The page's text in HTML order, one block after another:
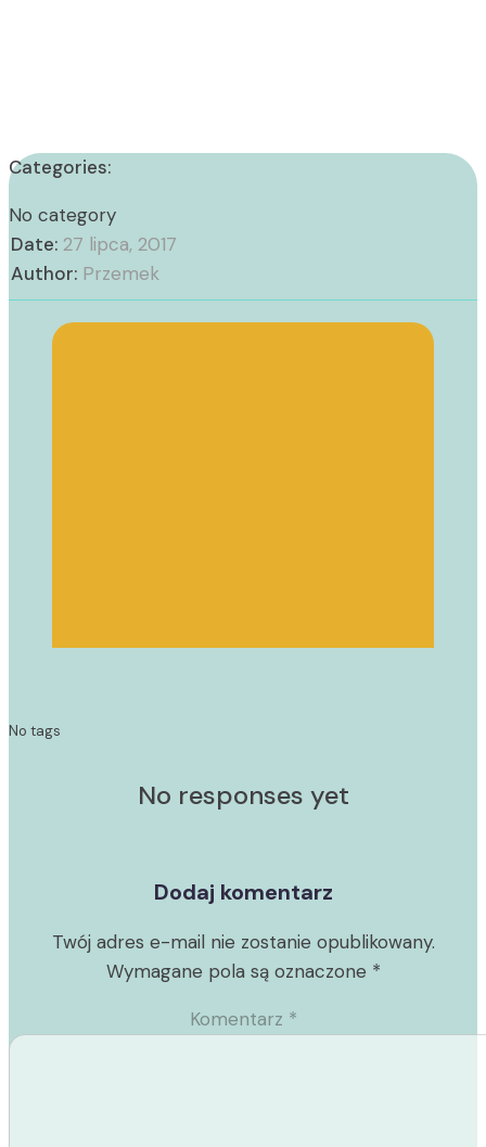
Categories:
No category
Date: 27 lipca, 2017
Author: Przemek
No tags
No responses yet
Dodaj komentarz
Twój adres e-mail nie zostanie opublikowany.
Wymagane pola są oznaczone *
Komentarz *